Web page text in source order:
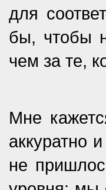
для
бы, чтобы
чем за те,
Мне
аккуратно
не